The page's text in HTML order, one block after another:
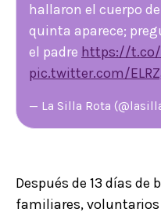
hallaron el cuerpo
quinta aparece;
el padre https://t.co/
pic.twitter.com/
— La Silla Rota
Después de 13 días de
familiares, voluntarios